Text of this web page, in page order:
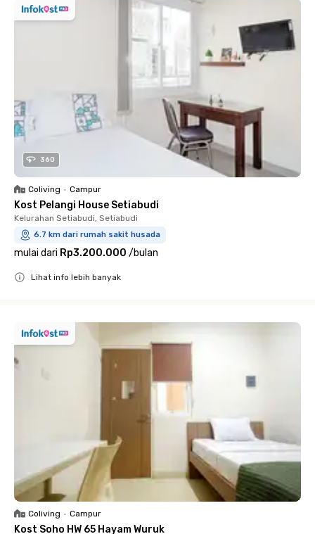
360
Coliving • Campur
Kost Pelangi House Setiabudi
Kelurahan Setiabudi, Setiabudi
6.7 km dari rumah sakit husada
mulai dari Rp3.200.000 /bulan
Lihat info lebih banyak
Coliving • Campur
Kost Soho HW 65 Hayam Wuruk